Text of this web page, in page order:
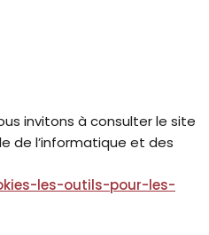
invitons à consulter le site
de l’informatique et des
les-outils-pour-les-